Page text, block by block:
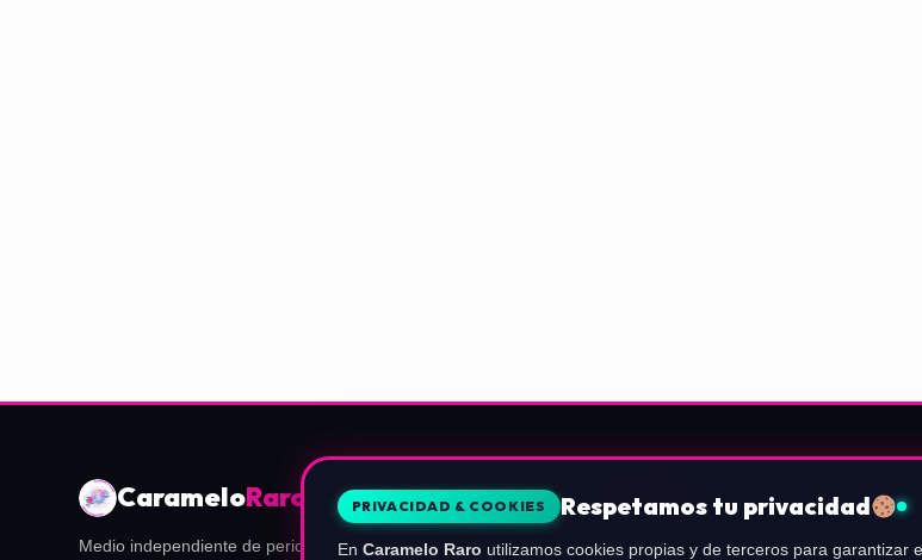
CarameloRaro
Medio independiente de periodismo, guías y actualidad de
PRIVACIDAD & COOKIES Respetamos tu privacidad
En Caramelo Raro utilizamos cookies propias y de terceros para garantizar